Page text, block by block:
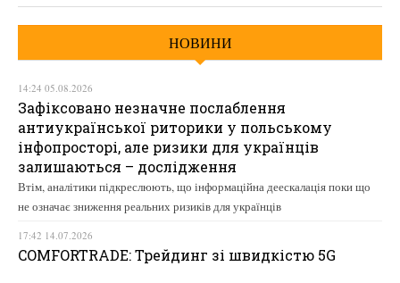
НОВИНИ
14:24 05.08.2026
Зафіксовано незначне послаблення
антиукраїнської риторики у польському
інфопросторі, але ризики для українців
залишаються – дослідження
Втім, аналітики підкреслюють, що інформаційна деескалація поки що
не означає зниження реальних ризиків для українців
17:42 14.07.2026
COMFORTRADE: Трейдинг зі швидкістю 5G